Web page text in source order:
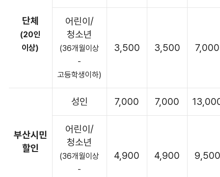
단체
(20인
이상)
어린이/
청소년
(36개월이상
-
고등학생이하)
3,500 3,500 7,000
부산시민
할인
성인 7,000 7,000
어린이/
청소년
(36개월이상
-
4,900 4,900 9,500